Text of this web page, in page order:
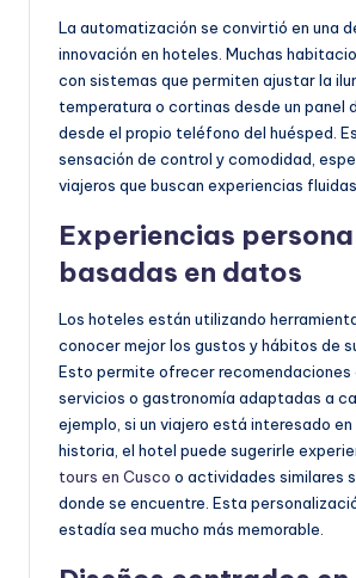
La automatización se convirtió en una
innovación en hoteles. Muchas
con sistemas que permiten ajustar la
temperatura o cortinas desde un panel
desde el propio teléfono del huésped.
sensación de control y comodidad,
viajeros que buscan experiencias
Experiencias
basadas en datos
Los hoteles están utilizando
conocer mejor los gustos y hábitos de
Esto permite ofrecer recomendaciones
servicios o gastronomía adaptadas a
ejemplo, si un viajero está interesado
historia, el hotel puede sugerirle
tours en Cusco o actividades similares
donde se encuentre. Esta
estadía sea mucho más memorable.